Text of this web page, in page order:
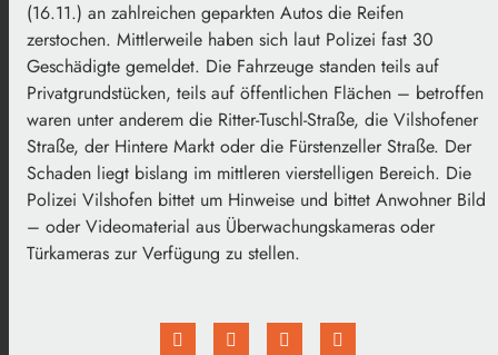
(16.11.) an zahlreichen geparkten Autos die Reifen
zerstochen. Mittlerweile haben sich laut Polizei fast 30
Geschädigte gemeldet. Die Fahrzeuge standen teils auf
Privatgrundstücken, teils auf öffentlichen Flächen – betroffen
waren unter anderem die Ritter-Tuschl-Straße, die Vilshofener
Straße, der Hintere Markt oder die Fürstenzeller Straße. Der
Schaden liegt bislang im mittleren vierstelligen Bereich. Die
Polizei Vilshofen bittet um Hinweise und bittet Anwohner Bild
– oder Videomaterial aus Überwachungskameras oder
Türkameras zur Verfügung zu stellen.